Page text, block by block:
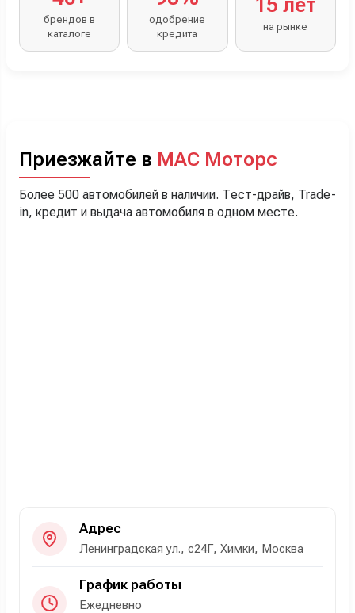
брендов в
каталоге
одобрение
кредита
15 лет
на рынке
Приезжайте в МАС Моторс
Более 500 автомобилей в наличии. Тест-драйв, Trade-
in, кредит и выдача автомобиля в одном месте.
Адрес
Ленинградская ул., с24Г, Химки, Москва
График работы
Ежедневно